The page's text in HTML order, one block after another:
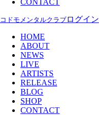
コドモメンタルクラブ ログイン
HOME
ABOUT
NEWS
LIVE
ARTISTS
RELEASE
BLOG
SHOP
CONTACT